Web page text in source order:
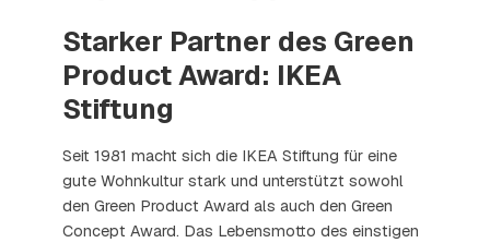
Starker Partner des Green
Product Award: IKEA
Stiftung
Seit 1981 macht sich die IKEA Stiftung für eine
gute Wohnkultur stark und unterstützt sowohl
den Green Product Award als auch den Green
Concept Award. Das Lebensmotto des einstigen